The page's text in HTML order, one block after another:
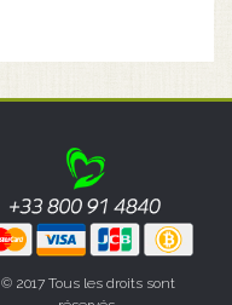
© 2017 Tous les droits sont